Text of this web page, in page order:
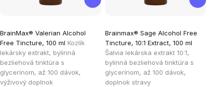
BrainMax® Valerian Alcohol
Free Tincture, 100 ml Kozlík
lekársky extrakt, bylinná
bezliehová tinktúra s
glycerínom, až 100 dávok,
výživový doplnok
Brainmax® Sage Alcohol Free
Tincture, 10:1 Extract, 100 ml
Šalvia lekárska extrakt 10:1,
bylinná bezliehová tinktúra s
glycerínom, až 100 dávok,
doplnok stravy